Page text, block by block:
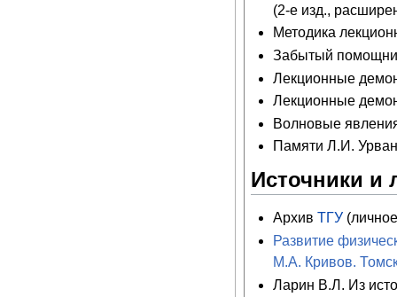
(2-е изд.,
Методика
Забытый
Лекционные
Лекционные
Волновые
Памяти Л.И.
Источники и
АрхивТГУ
Развитие
М.А. Кривов.
Ларин В.Л. Из